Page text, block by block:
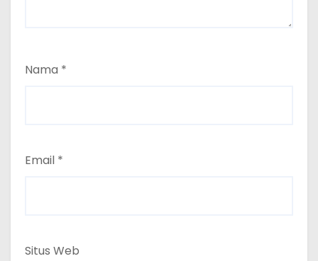
Nama *
Email *
Situs Web